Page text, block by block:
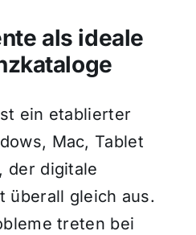
als ideale
ein etablierter
Mac, Tablet
der digitale
überall gleich aus.
treten bei